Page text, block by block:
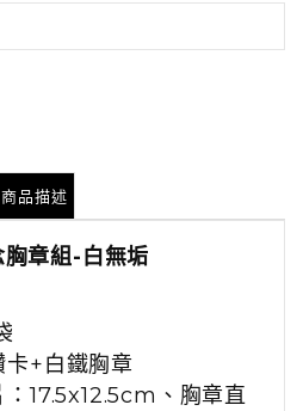
商品描述
章組-白無垢
卡+白鐵胸章
：17.5x12.5cm、 胸章直